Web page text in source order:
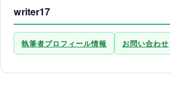
writer17
執筆者プロフィール情報 お問い合わせ